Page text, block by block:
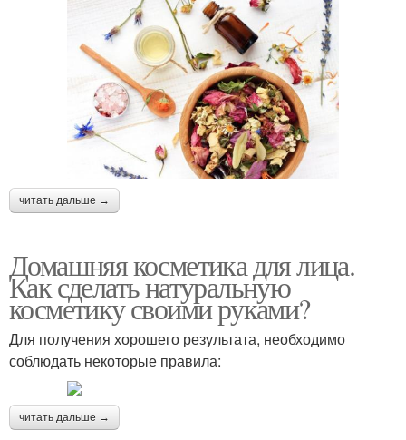
читать дальше →
Домашняя косметика для лица.
Как сделать натуральную
косметику своими руками?
Для получения хорошего результата, необходимо
соблюдать некоторые правила:
читать дальше →